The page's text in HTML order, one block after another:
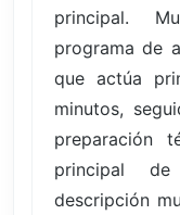
principal.
programa de
que actúa
minutos,
preparación
principal
descripción